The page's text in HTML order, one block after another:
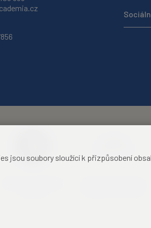
jsou soubory sloužící k přizpůsobení